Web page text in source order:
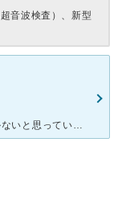
音波検査）、新型
土曜の夜から症状が出て月曜まで我慢するしかないと思っていたところ、こちらの病院を知り日曜日も開いているので受診しました。 婦人科ですが、外科も経験されている先生なので簡単な処置もしていただけます。